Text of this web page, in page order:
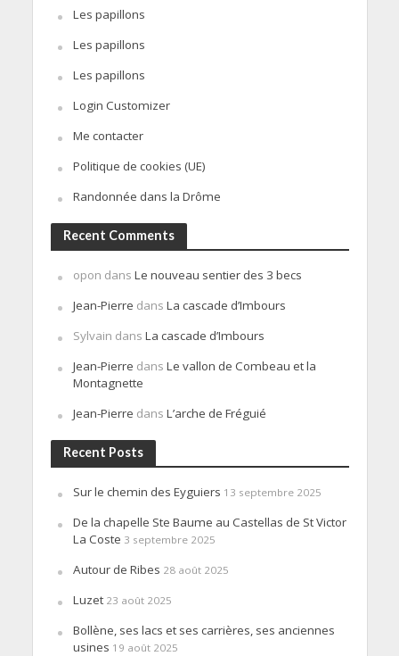
Les papillons
Les papillons
Les papillons
Login Customizer
Me contacter
Politique de cookies (UE)
Randonnée dans la Drôme
Recent Comments
opon dans Le nouveau sentier des 3 becs
Jean-Pierre dans La cascade d’Imbours
Sylvain dans La cascade d’Imbours
Jean-Pierre dans Le vallon de Combeau et la
Montagnette
Jean-Pierre dans L’arche de Fréguié
Recent Posts
Sur le chemin des Eyguiers 13 septembre 2025
De la chapelle Ste Baume au Castellas de St Victor
La Coste 3 septembre 2025
Autour de Ribes 28 août 2025
Luzet 23 août 2025
Bollène, ses lacs et ses carrières, ses anciennes
usines 19 août 2025